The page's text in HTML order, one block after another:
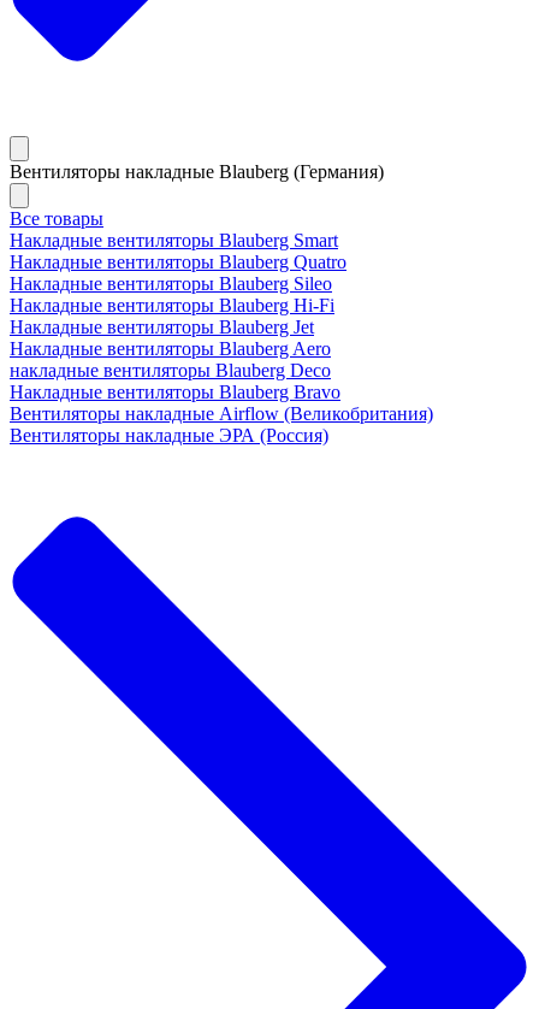
Вентиляторы накладные Blauberg (Германия)
Все товары
Накладные вентиляторы Blauberg Smart
Накладные вентиляторы Blauberg Quatro
Накладные вентиляторы Blauberg Sileo
Накладные вентиляторы Blauberg Hi-Fi
Накладные вентиляторы Blauberg Jet
Накладные вентиляторы Blauberg Aero
накладные вентиляторы Blauberg Deco
Накладные вентиляторы Blauberg Bravo
Вентиляторы накладные Airflow (Великобритания)
Вентиляторы накладные ЭРА (Россия)